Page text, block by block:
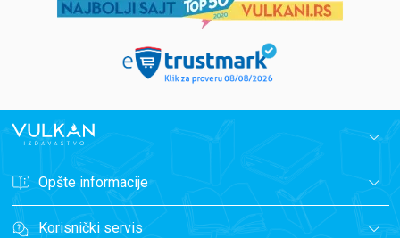
Opšte informacije
Korisnički servis